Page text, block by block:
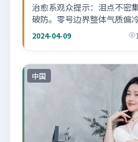
治愈系观众提示：泪点不密
破防。零号边界整体气质偏
不想太狗血的人。
2024-04-09
中国